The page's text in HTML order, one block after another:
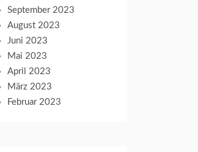
September 2023
August 2023
Juni 2023
Mai 2023
April 2023
März 2023
Februar 2023